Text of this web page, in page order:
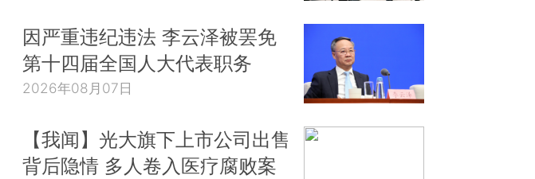
因严重违纪违法 李云泽被罢免
第十四届全国人大代表职务
2026年08月07日
【我闻】光大旗下上市公司出售
背后隐情 多人卷入医疗腐败案